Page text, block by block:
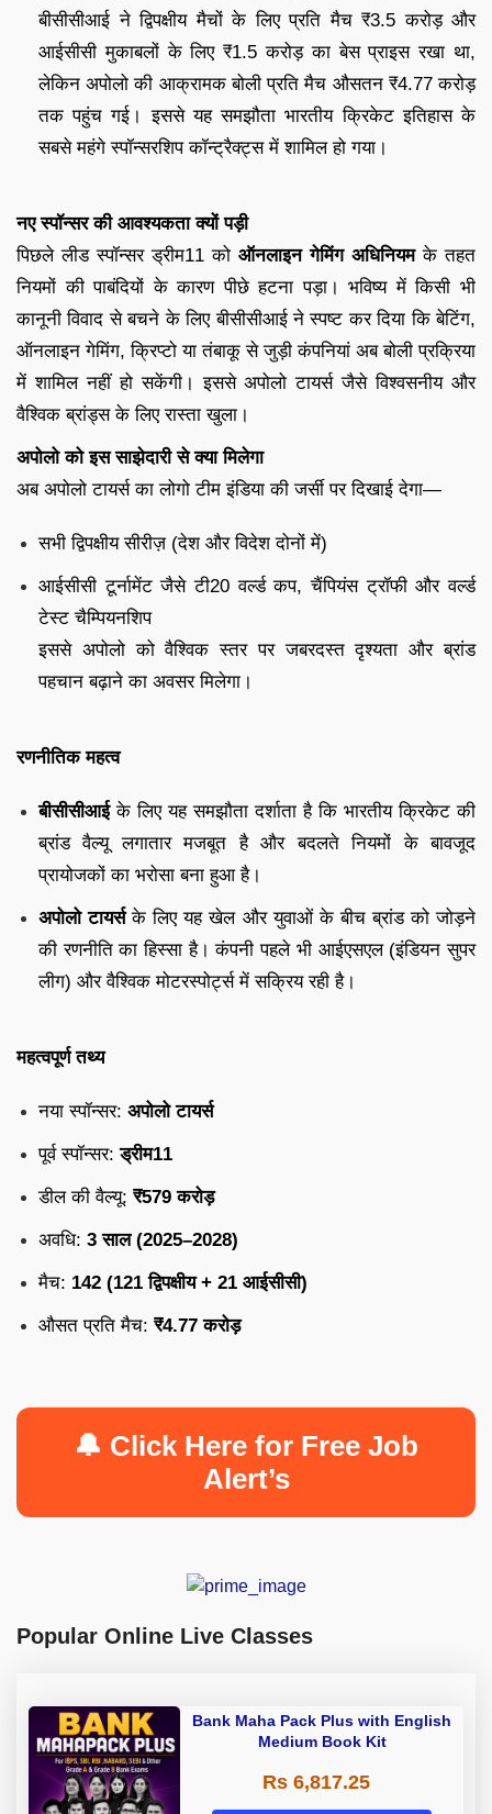
बीसीसीआई ने द्विपक्षीय मैचों के लिए प्रति मैच ₹3.5 करोड़ और
आईसीसी मुकाबलों के लिए ₹1.5 करोड़ का बेस प्राइस रखा था,
लेकिन अपोलो की आक्रामक बोली प्रति मैच औसतन ₹4.77 करोड़
तक पहुंच गई। इससे यह समझौता भारतीय क्रिकेट इतिहास के
सबसे महंगे स्पॉन्सरशिप कॉन्ट्रैक्ट्स में शामिल हो गया।
नए स्पॉन्सर की आवश्यकता क्यों पड़ी
पिछले लीड स्पॉन्सर ड्रीम11 को ऑनलाइन गेमिंग अधिनियमके तहत
नियमों की पाबंदियों के कारण पीछे हटना पड़ा। भविष्य में किसी भी
कानूनी विवाद से बचने के लिए बीसीसीआई ने स्पष्ट कर दिया कि बेटिंग,
ऑनलाइन गेमिंग, क्रिप्टो या तंबाकू से जुड़ी कंपनियां अब बोली प्रक्रिया
में शामिल नहीं हो सकेंगी। इससे अपोलो टायर्स जैसे विश्वसनीय और
वैश्विक ब्रांड्स के लिए रास्ता खुला।
अपोलो को इस साझेदारी से क्या मिलेगा
अब अपोलो टायर्स का लोगो टीम इंडिया की जर्सी पर दिखाई देगा—
सभी द्विपक्षीय सीरीज़ (देश और विदेश दोनों में)
आईसीसी टूर्नामेंट जैसे टी20 वर्ल्ड कप, चैंपियंस ट्रॉफी और वर्ल्ड
टेस्ट चैम्पियनशिप
इससे अपोलो को वैश्विक स्तर पर जबरदस्त दृश्यता और ब्रांड
पहचान बढ़ाने का अवसर मिलेगा।
रणनीतिक महत्व
बीसीसीआईके लिए यह समझौता दर्शाता है कि भारतीय क्रिकेट की
ब्रांड वैल्यू लगातार मजबूत है और बदलते नियमों के बावजूद
प्रायोजकों का भरोसा बना हुआ है।
अपोलो टायर्सके लिए यह खेल और युवाओं के बीच ब्रांड को जोड़ने
की रणनीति का हिस्सा है। कंपनी पहले भी आईएसएल (इंडियन सुपर
लीग) और वैश्विक मोटरस्पोर्ट्स में सक्रिय रही है।
महत्वपूर्ण तथ्य
नया स्पॉन्सर: अपोलो टायर्स
पूर्व स्पॉन्सर:ड्रीम11
डील की वैल्यू: ₹579 करोड़
अवधि: 3 साल (2025–2028)
मैच: 142 (121 द्विपक्षीय + 21 आईसीसी)
औसत प्रति मैच: ₹4.77 करोड़
🔔 Click Here for Free Job
Alert’s
Popular Online Live Classes
Bank Maha Pack Plus with English
Medium Book Kit
Rs 6,817.25